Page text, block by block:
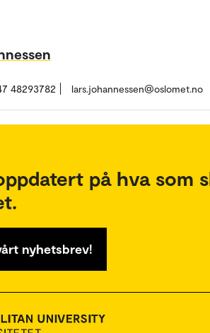
48293782 lars.johannessen@oslomet.no
på hva som
nyhetsbrev!